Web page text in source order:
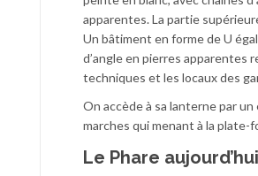
apparentes. La partie
Un bâtiment en forme de U
d’angle en pierres apparentes
techniques et les locaux des
On accède à sa lanterne par un
marches qui menant à la plate-
Le Phare aujourd’hui